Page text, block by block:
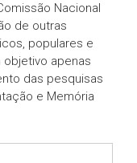
Nacional
de outras
populares e
apenas
das pesquisas
e Memória